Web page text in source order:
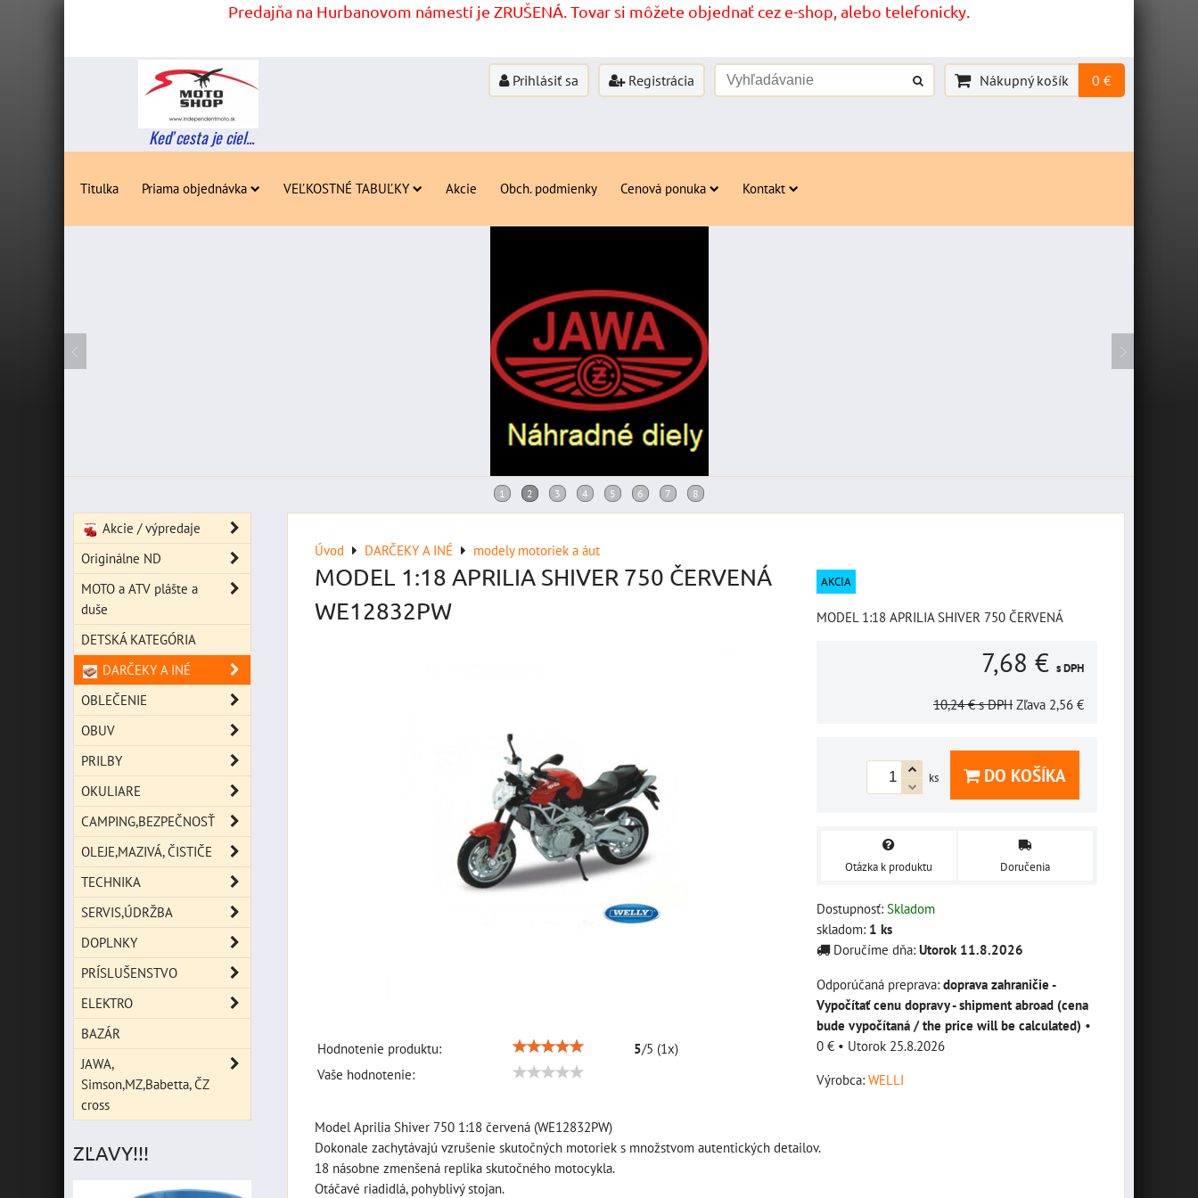
Predajňa na Hurbanovom námestí je ZRUŠENÁ. Tovar si môžete objednať cez e-shop, alebo telefonicky.
Keď cesta je ciel...
Prihlásiť sa Registrácia Nákupný košík 0 €
Titulka Priama objednávka VEĽKOSTNÉ TABUĽKY Akcie Obch. podmienky Cenová ponuka Kontakt
Úvod DARČEKY A INÉ modely motoriek a áut
MODEL 1:18 APRILIA SHIVER 750 ČERVENÁ
WE12832PW
Hodnotenie produktu: 5/5 (1x)
Vaše hodnotenie:
AKCIA
MODEL 1:18 APRILIA SHIVER 750 ČERVENÁ
7,68 € s DPH
10,24 € s DPH Zľava 2,56 €
ks DO KOŠÍKA
Otázka k produktu Doručenia
Dostupnosť: Skladom
skladom: 1 ks
Doručíme dňa: Utorok 11.8.2026
doprava zahraničie -
Vypočítať cenu dopravy - shipment abroad (cena
bude vypočítaná / the price will be calculated) •
0 € • Utorok 25.8.2026
Výrobca: WELLI
Model Aprilia Shiver 750 1:18 červená (WE12832PW)
Dokonale zachytávajú vzrušenie skutočných motoriek s množstvom autentických detailov.
18 násobne zmenšená replika skutočného motocykla.
Otáčavé riadidlá, pohyblivý stojan.
Akcie / výpredaje
Originálne ND
MOTO a ATV plášte a
duše
DETSKÁ KATEGÓRIA
DARČEKY A INÉ
OBLEČENIE
OBUV
PRILBY
OKULIARE
CAMPING,BEZPEČNOSŤ
OLEJE,MAZIVÁ, ČISTIČE
TECHNIKA
SERVIS,ÚDRŽBA
DOPLNKY
PRÍSLUŠENSTVO
ELEKTRO
BAZÁR
JAWA,
Simson,MZ,Babetta, ČZ
cross
ZĽAVY!!!